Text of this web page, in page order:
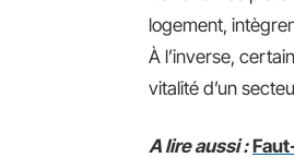
logement,
À l’inverse,
vitalité d’un
A lire aussi :